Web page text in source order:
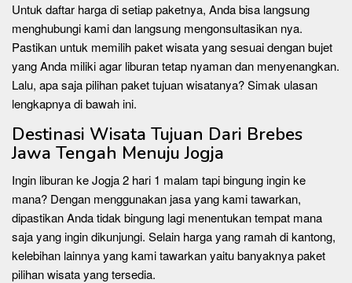
Untuk daftar harga di setiap paketnya, Anda bisa langsung
menghubungi kami dan langsung mengonsultasikan nya.
Pastikan untuk memilih paket wisata yang sesuai dengan bujet
yang Anda miliki agar liburan tetap nyaman dan menyenangkan.
Lalu, apa saja pilihan paket tujuan wisatanya? Simak ulasan
lengkapnya di bawah ini.
Destinasi Wisata Tujuan Dari Brebes
Jawa Tengah Menuju Jogja
Ingin liburan ke Jogja 2 hari 1 malam tapi bingung ingin ke
mana? Dengan menggunakan jasa yang kami tawarkan,
dipastikan Anda tidak bingung lagi menentukan tempat mana
saja yang ingin dikunjungi. Selain harga yang ramah di kantong,
kelebihan lainnya yang kami tawarkan yaitu banyaknya paket
pilihan wisata yang tersedia.